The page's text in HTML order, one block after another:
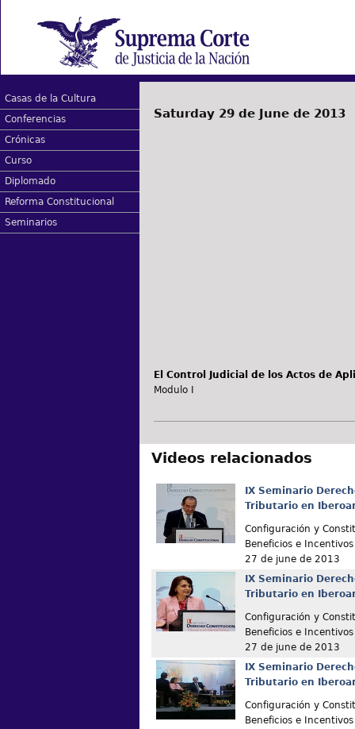
Casas de la Cultura
Conferencias
Crónicas
Curso
Diplomado
Reforma Constitucional
Seminarios
Saturday 29 de June de 2013
El Control Judicial de los Actos de
Modulo I
Videos relacionados
IX Seminario
Tributario en
Configuración y
Beneficios e Incentivos
27 de june de 2013
IX Seminario
Tributario en
Configuración y
Beneficios e Incentivos
27 de june de 2013
IX Seminario
Tributario en
Configuración y
Beneficios e Incentivos